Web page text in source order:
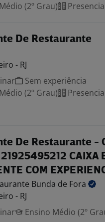
(2º Grau)
De Restaurante
- RJ
Sem experiência
(2º Grau)
De Restaurante -
21925495212 CAIXA
COM
Bunda de Fora
- RJ
Ensino Médio (2º